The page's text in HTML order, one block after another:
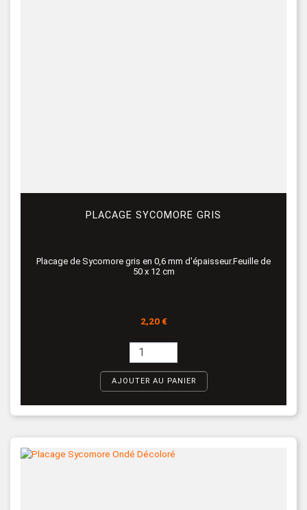
PLACAGE SYCOMORE GRIS
Placage de Sycomore gris en 0,6 mm d'épaisseur.Feuille de
50 x 12 cm
Prix
2,20 €
AJOUTER AU PANIER